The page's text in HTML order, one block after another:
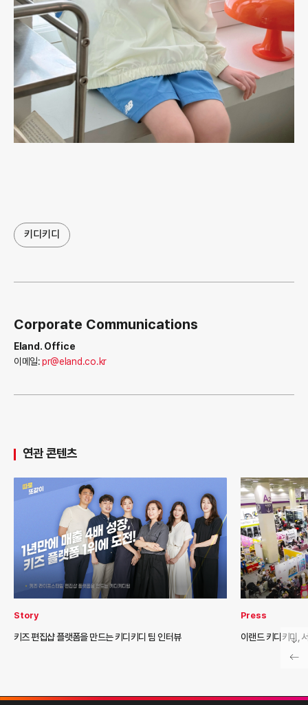
키디키디
Corporate Communications
Eland. Office
이메일:pr@eland.co.kr
연관 콘텐츠
Story
키즈 편집샵 플랫폼을 만드는 키디키디 팀 인터뷰
Press
이랜드 키디키디,